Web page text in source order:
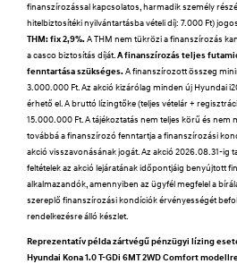
finanszírozással kapcsolatos, harmadik személy
hitelbiztosítéki nyilvántartásba vételi díj: 7.000 Ft)
THM: fix 2,9%.A THM nem tükrözi a finanszírozás
a casco biztosítás díját.A finanszírozás teljes
fenntartása szükséges.A finanszírozott összeg
3.000.000 Ft. Az akció kizárólag minden új Hyundai
érhető el. A bruttó lízingtőke (teljes vételár +
15.000.000 Ft. A tájékoztatás nem teljes körű és nem
továbbá a finanszírozó fenntartja a finanszírozási
akció visszavonásának jogát. Az akció 2026.08.31-ig
feltételek az akció lejáratának időpontjáig benyújtott
alkalmazandók, amennyiben az ügyfél megfelel a
szereplő finanszírozási kondíciók érvényességét
rendelkezésre álló készlet.
Reprezentatív példa zártvégű pénzügyi lízing
Hyundai Kona 1.0 T-GDi 6MT 2WD Comfort